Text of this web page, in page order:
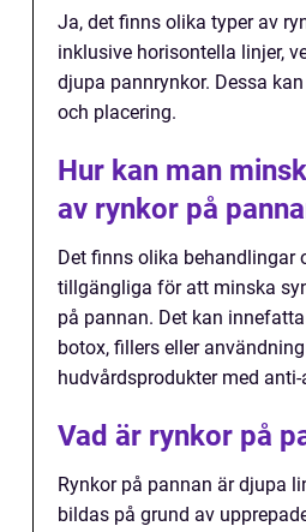
Ja, det finns olika typer av
inklusive horisontella linjer,
djupa pannrynkor. Dessa
och placering.
Hur kan man
av rynkor på
Det finns olika behandlingar
tillgängliga för att minska
på pannan. Det kan
botox, fillers eller
hudvårdsprodukter med
Vad är rynkor på
Rynkor på pannan är djupa
bildas på grund av